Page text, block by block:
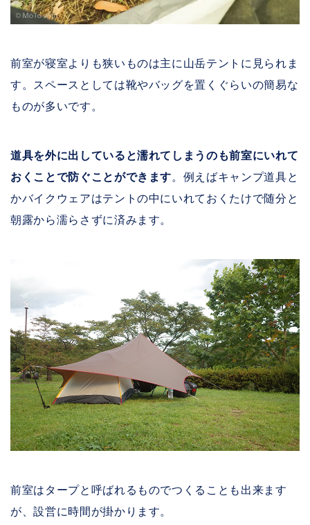
前室が寝室よりも狭いものは主に山岳テントに見られま
す。スペースとしては靴やバッグを置くぐらいの簡易な
ものが多いです。
道具を外に出していると濡れてしまうのも前室にいれて
おくことで防ぐことができます。例えばキャンプ道具と
かバイクウェアはテントの中にいれておくたけで随分と
朝露から濡らさずに済みます。
前室はタープと呼ばれるものでつくることも出来ます
が、設営に時間が掛かります。